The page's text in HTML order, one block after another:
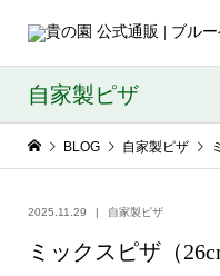
自家製ピザ
BLOG 自家製ピザ
2025.11.29 自家製ピザ
ミックスピザ（